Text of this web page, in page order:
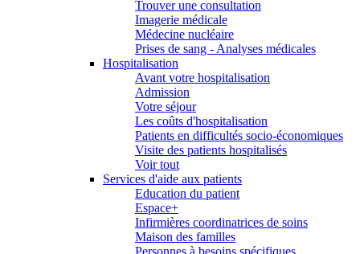
Trouver une consultation
Imagerie médicale
Médecine nucléaire
Prises de sang - Analyses médicales
Hospitalisation
Avant votre hospitalisation
Admission
Votre séjour
Les coûts d'hospitalisation
Patients en difficultés socio-économiques
Visite des patients hospitalisés
Voir tout
Services d'aide aux patients
Education du patient
Espace+
Infirmières coordinatrices de soins
Maison des familles